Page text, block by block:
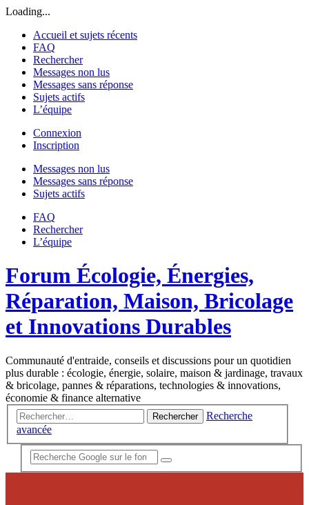
Loading...
Accueil et sujets récents
FAQ
Rechercher
Messages non lus
Messages sans réponse
Sujets actifs
L’équipe
Connexion
Inscription
Messages non lus
Messages sans réponse
Sujets actifs
FAQ
Rechercher
L’équipe
Forum Écologie, Énergies,
Réparation, Maison, Bricolage
et Innovations Durables
Communauté d'entraide, conseils et discussions pour un quotidien
plus durable : écologie, énergie, solaire, maison & jardinage, travaux
& bricolage, pannes & réparations, technologies & innovations,
économie & finance alternative
Rechercher
Recherche
avancée